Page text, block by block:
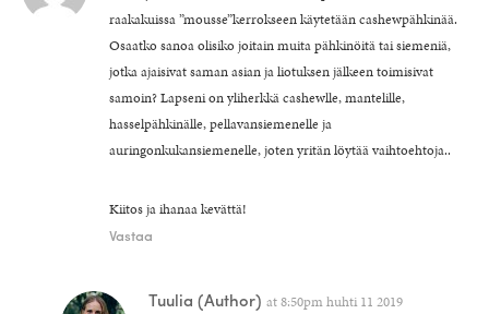
raakakuissa ”mousse”kerrokseen käytetään cashewpähkinää.
Osaatko sanoa olisiko joitain muita pähkinöitä tai siemeniä,
jotka ajaisivat saman asian ja liotuksen jälkeen toimisivat
samoin? Lapseni on yliherkkä cashewlle, mantelille,
hasselpähkinälle, pellavansiemenelle ja
auringonkukansiemenelle, joten yritän löytää vaihtoehtoja..
Kiitos ja ihanaa kevättä!
Vastaa
Tuulia (Author) at8:50pm huhti 11 2019